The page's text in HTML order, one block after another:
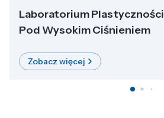
Laboratorium Plastyczności
Pod Wysokim Ciśnieniem
Zobacz więcej